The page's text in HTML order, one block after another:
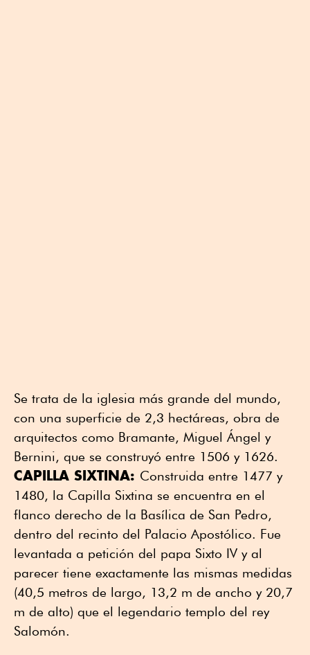
Se trata de la iglesia más grande del mundo,
con una superficie de 2,3 hectáreas, obra de
arquitectos como Bramante, Miguel Ángel y
Bernini, que se construyó entre 1506 y 1626.
CAPILLA SIXTINA: Construida entre 1477 y
1480, la Capilla Sixtina se encuentra en el
flanco derecho de la Basílica de San Pedro,
dentro del recinto del Palacio Apostólico. Fue
levantada a petición del papa Sixto IV y al
parecer tiene exactamente las mismas medidas
(40,5 metros de largo, 13,2 m de ancho y 20,7
m de alto) que el legendario templo del rey
Salomón.